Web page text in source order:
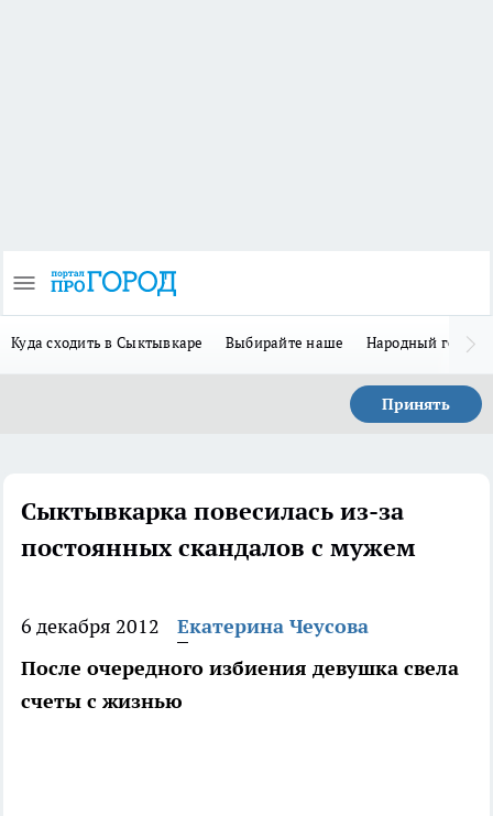
Куда сходить в Сыктывкаре Выбирайте наше Народный герой-
Принять
Сыктывкарка повесилась из-за
постоянных скандалов с мужем
6 декабря 2012
Екатерина Чеусова
После очередного избиения девушка свела
счеты с жизнью